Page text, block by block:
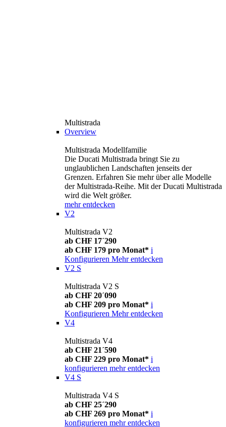
Multistrada
Overview
Multistrada Modellfamilie
Die Ducati Multistrada bringt Sie zu
unglaublichen Landschaften jenseits der
Grenzen. Erfahren Sie mehr über alle Modelle
der Multistrada-Reihe. Mit der Ducati Multistrada
wird die Welt größer.
mehr entdecken
V2
Multistrada V2
ab CHF 17´290
ab CHF 179 pro Monat* i
Konfigurieren Mehr entdecken
V2 S
Multistrada V2 S
ab CHF 20´090
ab CHF 209 pro Monat* i
Konfigurieren Mehr entdecken
V4
Multistrada V4
ab CHF 21´590
ab CHF 229 pro Monat* i
konfigurieren mehr entdecken
V4 S
Multistrada V4 S
ab CHF 25´290
ab CHF 269 pro Monat* i
konfigurieren mehr entdecken